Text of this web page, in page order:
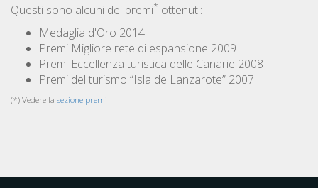
Questi sono alcuni dei premi* ottenuti:
Medaglia d'Oro 2014
Premi Migliore rete di espansione 2009
Premi Eccellenza turistica delle Canarie 2008
Premi del turismo “Isla de Lanzarote” 2007
(*) Vedere la sezione premi